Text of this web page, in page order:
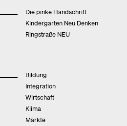
Die pinke Handschrift
Kindergarten Neu Denken
Ringstraße NEU
Bildung
Integration
Wirtschaft
Klima
Märkte